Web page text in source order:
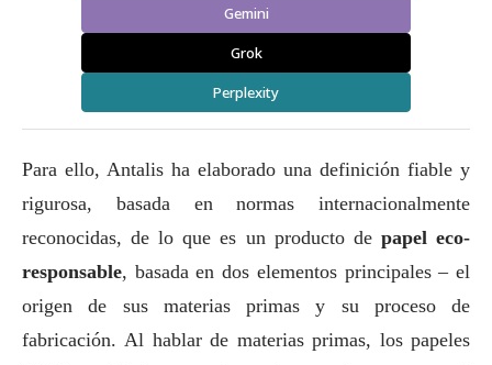
Gemini
Grok
Perplexity
Para ello, Antalis ha elaborado una definición fiable y
rigurosa, basada en normas internacionalmente
reconocidas, de lo que es un producto de papel eco-
responsable, basada en dos elementos principales – el
origen de sus materias primas y su proceso de
fabricación.Al hablar de materias primas, los papeles